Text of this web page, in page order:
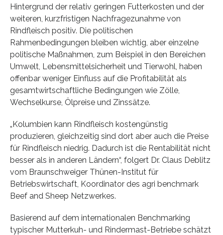
Hintergrund der relativ geringen Futterkosten und der
weiteren, kurzfristigen Nachfragezunahme von
Rindfleisch positiv. Die politischen
Rahmenbedingungen bleiben wichtig, aber einzelne
politische Maßnahmen, zum Beispiel in den Bereichen
Umwelt, Lebensmittelsicherheit und Tierwohl, haben
offenbar weniger Einfluss auf die Profitabilität als
gesamtwirtschaftliche Bedingungen wie Zölle,
Wechselkurse, Ölpreise und Zinssätze.
„Kolumbien kann Rindfleisch kostengünstig
produzieren, gleichzeitig sind dort aber auch die Preise
für Rindfleisch niedrig. Dadurch ist die Rentabilität nicht
besser als in anderen Ländern“, folgert Dr. Claus Deblitz
vom Braunschweiger Thünen-Institut für
Betriebswirtschaft, Koordinator des agri benchmark
Beef and Sheep Netzwerkes.
Basierend auf dem internationalen Benchmarking
typischer Mutterkuh- und Rindermast-Betriebe schätzt